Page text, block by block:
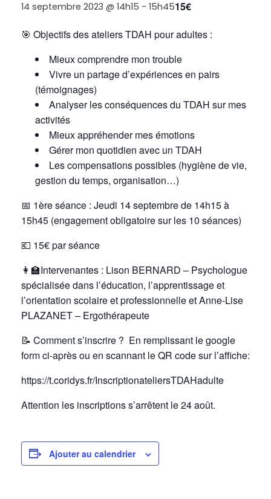
14 septembre 2023 @ 14h15 - 15h4515€
🎯 Objectifs des ateliers TDAH pour adultes :
Mieux comprendre mon trouble
Vivre un partage d’expériences en pairs
(témoignages)
Analyser les conséquences du TDAH sur mes
activités
Mieux appréhender mes émotions
Gérer mon quotidien avec un TDAH
Les compensations possibles (hygiène de vie,
gestion du temps, organisation…)
📅 1ère séance : Jeudi 14 septembre de 14h15 à
15h45 (engagement obligatoire sur les 10 séances)
💶 15€ par séance
👩‍🏫Intervenantes : Lison BERNARD – Psychologue
spécialisée dans l’éducation, l’apprentissage et
l’orientation scolaire et professionnelle et Anne-Lise
PLAZANET – Ergothérapeute
📝 Comment s’inscrire ? En remplissant le google
form ci-après ou en scannant le QR code sur l’affiche:
https://t.coridys.fr/InscriptionateliersTDAHadulte
Attention les inscriptions s’arrêtent le 24 août.
Ajouter au calendrier